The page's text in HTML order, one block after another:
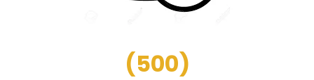
(500)